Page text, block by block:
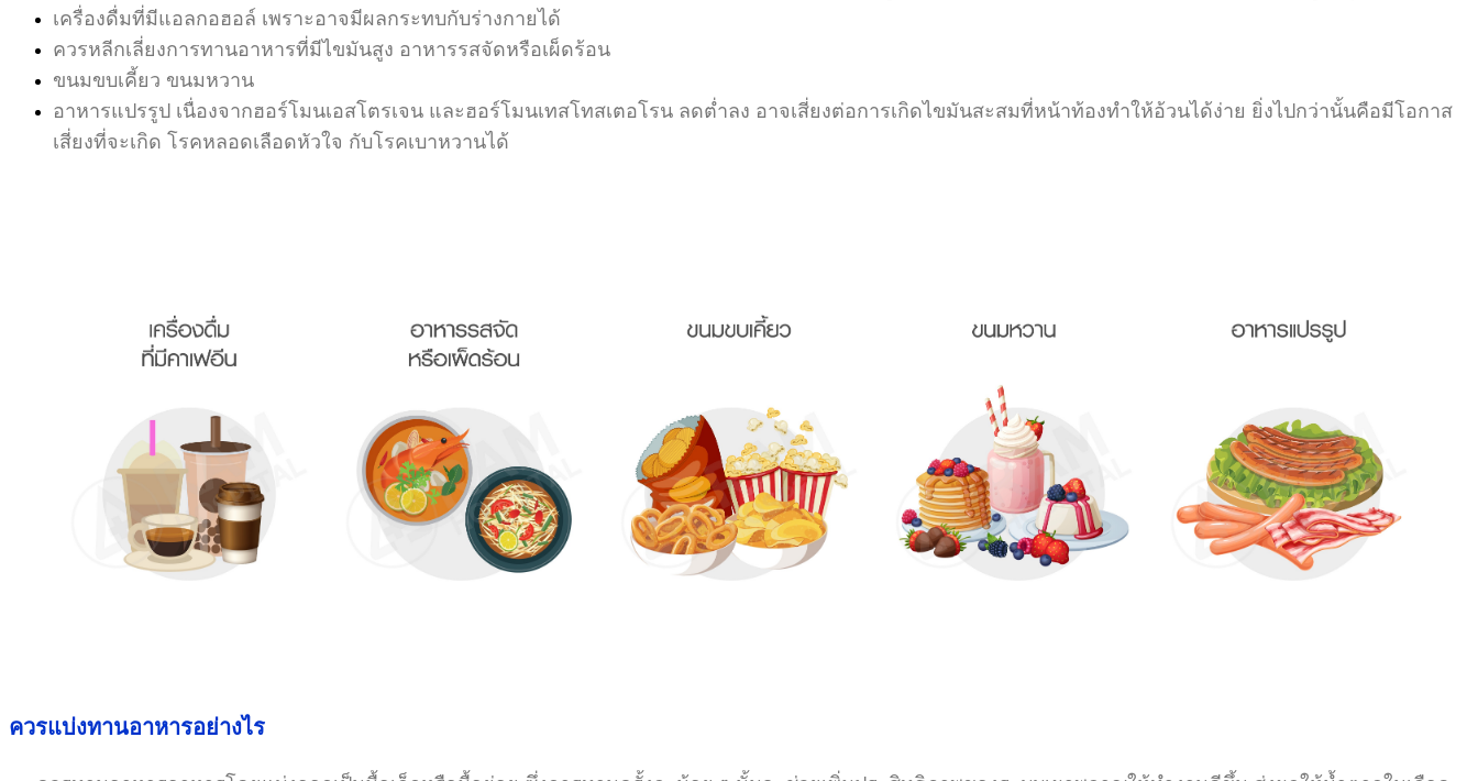
เครื่องดื่มที่มีแอลกอฮอล์ เพราะอาจมีผลกระทบกับร่างกายได้
ควรหลีกเลี่ยงการทานอาหารที่มีไขมันสูง อาหารรสจัดหรือเผ็ดร้อน
ขนมขบเคี้ยว ขนมหวาน
อาหารแปรรูป เนื่องจากฮอร์โมนเอสโตรเจน และฮอร์โมนเทสโทสเตอโรน ลดต่ำลง อาจเสี่ยงต่อการเกิดไขมันสะสมที่หน้าท้องทำให้อ้วนได้ง่าย ยิ่งไปกว่านั้นคือมีโอกาส
เสี่ยงที่จะเกิด โรคหลอดเลือดหัวใจ กับโรคเบาหวานได้
ควรแบ่งทานอาหารอย่างไร